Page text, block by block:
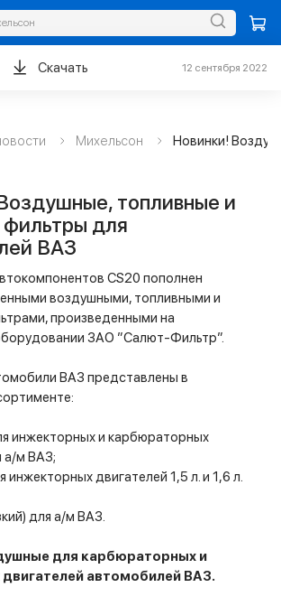
Михельсон Новинки!
Скачать 12 сентября 2022
топливные и
для
ВАЗ
CS20 пополнен
воздушными, топливными и
произведенными на
ЗАО ”Салют-Фильтр”.
ВАЗ представлены в
инжекторных и карбюраторных
а/м ВАЗ;
инжекторных двигателей 1,5 л. и 1,6 л.
для а/м ВАЗ.
для карбюраторных и
автомобилей ВАЗ.